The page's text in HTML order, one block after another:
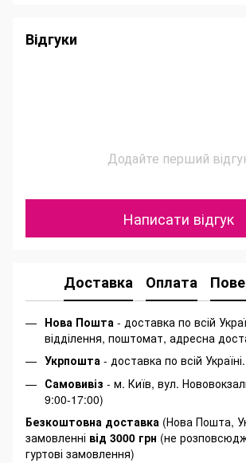
Відгуки
Додайте перший
Написати відгук
Доставка Оплата
Нова Пошта - доставка по всій
відділення, поштомат, адресна
Укрпошта - доставка по всій Україні.
Самовивіз - м. Київ, вул.
9:00-17:00)
Безкоштовна доставка (Нова Пошта,
замовленні від 3000 грн (не
гуртові замовлення)